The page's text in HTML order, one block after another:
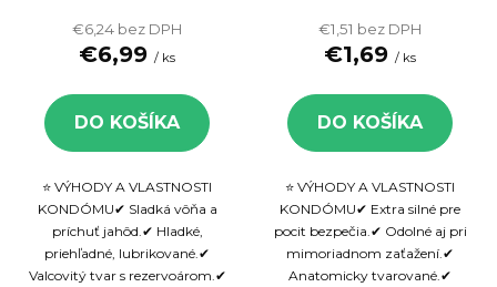
€6,24 bez DPH
€6,99 / ks
DO KOŠÍKA
⭐ VÝHODY A VLASTNOSTI
KONDÓMU✔ Sladká vôňa a
príchuť jahôd.✔ Hladké,
priehľadné, lubrikované.✔
Valcovitý tvar s rezervoárom.✔
€1,51 bez DPH
€1,69 / ks
DO KOŠÍKA
⭐ VÝHODY A VLASTNOSTI
KONDÓMU✔ Extra silné pre
pocit bezpečia.✔ Odolné aj pri
mimoriadnom zaťažení.✔
Anatomicky tvarované.✔